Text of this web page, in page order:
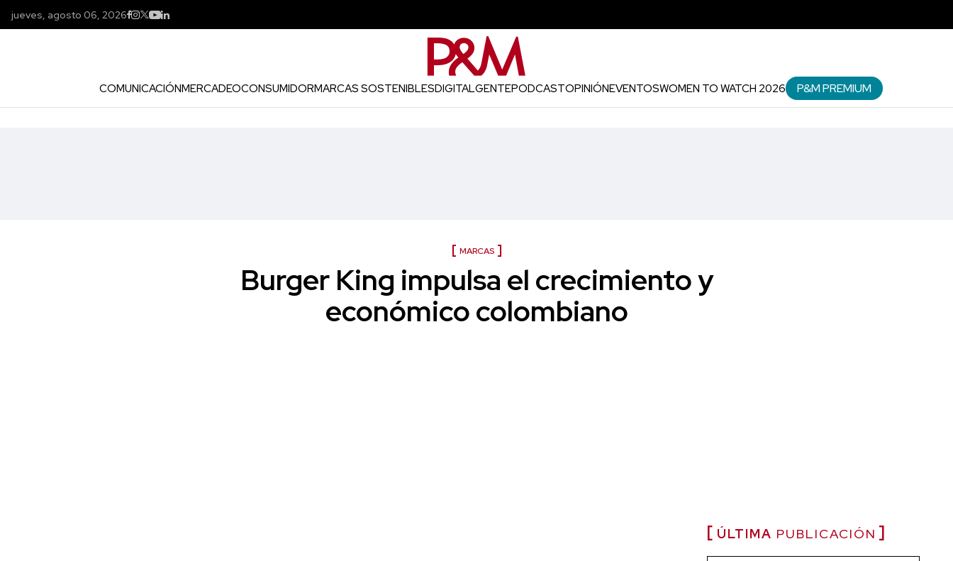
jueves, agosto 06, 2026
COMUNICACIÓNMERCADEOCONSUMIDORMARCAS SOSTENIBLESDIGITALGENTEPODCASTOPINIÓNEVENTOSWOMEN TO WATCH 2026 P&M PREMIUM
MARCAS
Burger King impulsa el crecimiento y
económico colombiano
ÚLTIMA PUBLICACIÓN